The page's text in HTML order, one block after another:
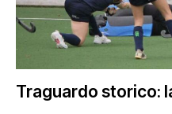
Traguardo storico: